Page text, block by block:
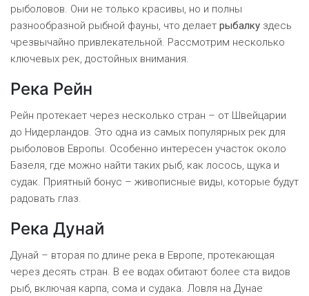
рыболовов. Они не только красивы, но и полны
разнообразной рыбной фауны, что делает рыбалку здесь
чрезвычайно привлекательной. Рассмотрим несколько
ключевых рек, достойных внимания.
Река Рейн
Рейн протекает через несколько стран – от Швейцарии
до Нидерландов. Это одна из самых популярных рек для
рыболовов Европы. Особенно интересен участок около
Базеля, где можно найти таких рыб, как лосось, щука и
судак. Приятный бонус – живописные виды, которые будут
радовать глаз.
Река Дунай
Дунай – вторая по длине река в Европе, протекающая
через десять стран. В ее водах обитают более ста видов
рыб, включая карпа, сома и судака. Ловля на Дунае